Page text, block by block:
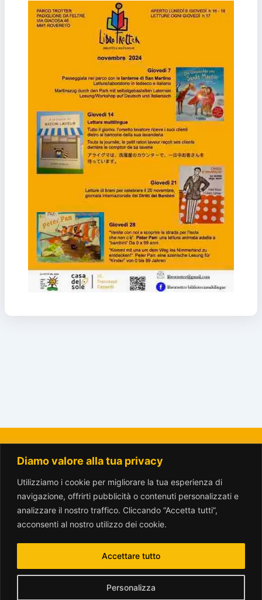
Diamo valore alla tua privacy
Utilizziamo i cookie per migliorare la tua esperienza di
navigazione, offrirti pubblicità o contenuti personalizzati e
analizzare il nostro traffico. Cliccando “Accetta tutti”,
acconsenti al nostro utilizzo dei cookie.
Personalizza
Accettare tutto
La Città del Sole - Amici del Parco Trotter o.n.l.u.s.
amicitrotter@gmail.com
www.parcotrotter.org è rilasciata sotto licenzaCreative Commons
Attribuzione - Non commerciale - Condividi allo stesso modo 2.5